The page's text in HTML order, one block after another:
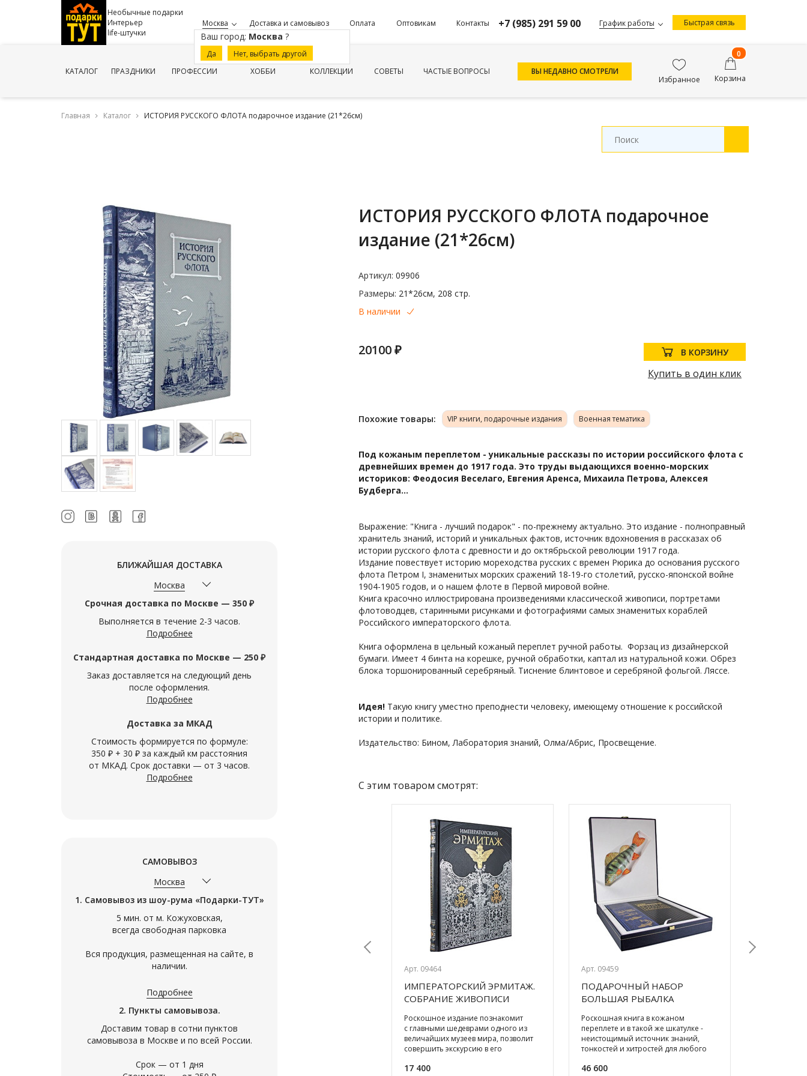
Необычные подарки
Интерьер
life-штучки
Москва
Ваш город: Москва ?
Да Нет, выбрать другой
Доставка и самовывоз Оплата Оптовикам Контакты +7 (985) 291 59 00 График работы Быстрая связь
КАТАЛОГ ПРАЗДНИКИ ПРОФЕССИИ ХОББИ КОЛЛЕКЦИИ СОВЕТЫ ЧАСТЫЕ ВОПРОСЫ
ВЫ НЕДАВНО СМОТРЕЛИ
Избранное
0
Корзина
Главная Каталог ИСТОРИЯ РУССКОГО ФЛОТА подарочное издание (21*26см)
БЛИЖАЙШАЯ ДОСТАВКА
Москва
Срочная доставка по Москве — 350 ₽
Выполняется в течение 2-3 часов.
Подробнее
Стандартная доставка по Москве — 250 ₽
Заказ доставляется на следующий день
после оформления.
Подробнее
Доставка за МКАД
Стоимость формируется по формуле:
350 ₽ + 30 ₽ за каждый км расстояния
от МКАД. Срок доставки — от 3 часов.
Подробнее
САМОВЫВОЗ
Москва
1. Самовывоз из шоу-рума «Подарки-ТУТ»
5 мин. от м. Кожуховская,
всегда свободная парковка
Вся продукция, размещенная на сайте, в
наличии.
Подробнее
2. Пункты самовывоза.
Доставим товар в сотни пунктов
самовывоза в Москве и по всей России.
Срок — от 1 дня
ИСТОРИЯ РУССКОГО ФЛОТА подарочное
издание (21*26см)
Артикул: 09906
Размеры: 21*26см, 208 стр.
В наличии
20100 ₽ В КОРЗИНУ
Купить в один клик
Похожие товары: VIP книги, подарочные издания Военная тематика
Под кожаным переплетом -уникальные рассказы по истории российского флота с
древнейших времен до 1917 года. Это труды выдающихся военно-морских
историков: Феодосия Веселаго, Евгения Аренса, Михаила Петрова, Алексея
Будберга...
Выражение: "Книга - лучший подарок" - по-прежнему актуально. Это издание - полноправный
хранитель знаний, историй и уникальных фактов, источник вдохновения в рассказах об
истории русского флота с древности и до октябрьской революции 1917 года.
Издание повествует историю мореходства русских с времен Рюрика до основания русского
флота Петром I, знаменитых морских сражений 18-19-го столетий, русско-японской войне
1904-1905 годов, и о нашем флоте в Первой мировой войне.
Книга красочно иллюстрирована произведениями классической живописи, портретами
флотоводцев, старинными рисунками и фотографиями самых знаменитых кораблей
Российского императорского флота.
Книга оформлена в цельный кожаный переплет ручной работы. Форзац из дизайнерской
бумаги. Имеет 4 бинта на корешке, ручной обработки, каптал из натуральной кожи. Обрез
блока торшонированный серебряный. Тиснение блинтовое и серебряной фольгой.Ляссе.
Идея! Такую книгу уместно преподнести человеку, имеющему отношение к российской
истории и политике.
Издательство: Бином, Лаборатория знаний, Олма/Абрис, Просвещение.
С этим товаром смотрят:
ПОДАРОЧНОЕ ИЗДАНИЕ
Роскошное издание в кожаном
переплете "Ар-Рахик апь-махтум.
Жизнь пророка, да благословит его
(21*26СМ)
иллюстрированное издание
содержит подробное описание
Арт. 09464
ИМПЕРАТОРСКИЙ ЭРМИТАЖ.
СОБРАНИЕ ЖИВОПИСИ
(21*26СМ)
Роскошное издание познакомит
с главными шедеврами одного из
величайших музеев мира, позволит
совершить экскурсию в его
17 400
Арт. 09459
ПОДАРОЧНЫЙ НАБОР
БОЛЬШАЯ РЫБАЛКА
(МАЙОЛИКА)
Роскошная книга в кожаном
переплете и в такой же шкатулке -
неистощимый источник знаний,
тонкостей и хитростей для любого
46 600